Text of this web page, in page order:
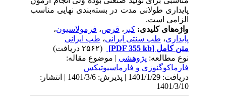
پایداری طولانی مدت در بسته‌بندی نهایی مناسب
الزامی است.
واژه‌های کلیدی:کبر ،قرص ،فرمولاسیون،
پایداری ، طب سنتی ایرانی ،طب ایرانی
متن کامل[PDF 355 kb]
(۲۵۶۲ دریافت)
نوع مطالعه:پژوهشی| موضوع مقاله:
فارماكوگنوزی و فارماسيوتيكس
دریافت: 1401/1/29 | پذیرش: 1401/3/6 | انتشار:
1401/3/10